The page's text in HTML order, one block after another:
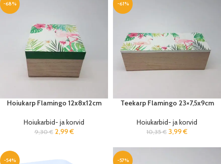
-68%
Hoiukarp Flamingo 12x8x12cm
Hoiukarbid- ja korvid
9,30€ 2,99€
-61%
Teekarp Flamingo 23×7,5x9cm
Hoiukarbid- ja korvid
10,35€ 3,99€
-54% -57%